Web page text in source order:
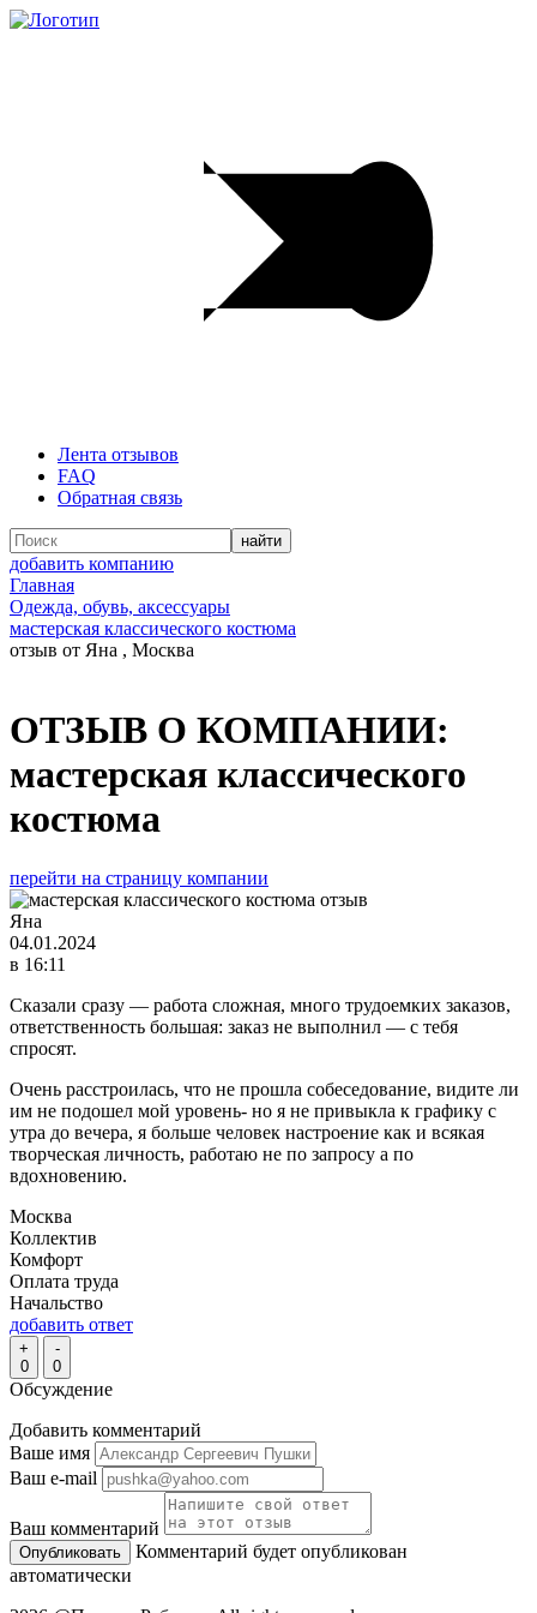
Лента отзывов
FAQ
Обратная связь
добавить компанию
Главная
Одежда, обувь, аксессуары
мастерская классического костюма
отзыв от Яна , Москва
ОТЗЫВ О КОМПАНИИ:
мастерская классического
костюма
перейти на страницу компании
Яна
04.01.2024
в 16:11
Сказали сразу — работа сложная, много трудоемких заказов,
ответственность большая: заказ не выполнил — с тебя
спросят.
Очень расстроилась, что не прошла собеседование, видите ли
им не подошел мой уровень- но я не привыкла к графику с
утра до вечера, я больше человек настроение как и всякая
творческая личность, работаю не по запросу а по
вдохновению.
Москва
Коллектив
Комфорт
Оплата труда
Начальство
добавить ответ
+
0
-
0
Обсуждение
Добавить комментарий
Ваше имя
Ваш e-mail
Ваш комментарий
Комментарий будет опубликован
автоматически